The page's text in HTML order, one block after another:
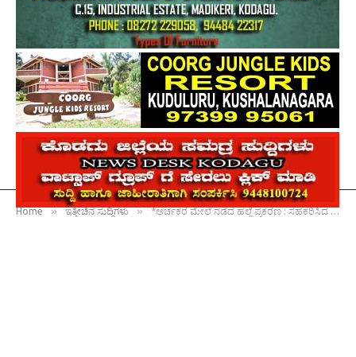
Home » ಇತ್ತೀಚಿನ ಸುದ್ದಿಗಳು » *ಅರ್ಚಕರ ಮೇಲೆ ನಡೆದ ಹಲ್ಲೆ ಪ್ರಕರಣ : ಸಹಕರಿಸಿದ ಆರೋಪಿಗಳು ಹಾಗೂ ವಾಹನಗಳು ವಶ : ಆರೋಪಿಗಳಿಗೆ ಸಹಾಯ ಮಾಡುತ್ತಿರುವವರ ಕುರಿತು ಮಾಹಿತಿ ಒದಗಿಸಲು ಎಸ್‌ಪಿ ಮನವಿ*